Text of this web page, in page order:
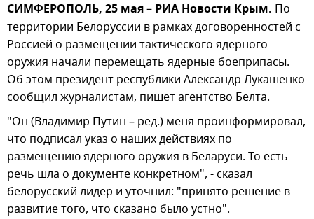
СИМФЕРОПОЛЬ, 25 мая – РИА Новости Крым. По
территории Белоруссии в рамках договоренностей с
Россией о размещении тактического ядерного
оружия начали перемещать ядерные боеприпасы.
Об этом президент республики Александр Лукашенко
сообщил журналистам, пишет агентство Белта.
"Он (Владимир Путин – ред.) меня проинформировал,
что подписал указ о наших действиях по
размещению ядерного оружия в Беларуси. То есть
речь шла о документе конкретном", - сказал
белорусский лидер и уточнил: "принято решение в
развитие того, что сказано было устно".